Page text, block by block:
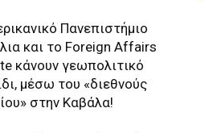
Πανεπιστήμιο
και το Foreign Affairs
κάνουν γεωπολιτικό
μέσω του «διεθνούς
στην Καβάλα!